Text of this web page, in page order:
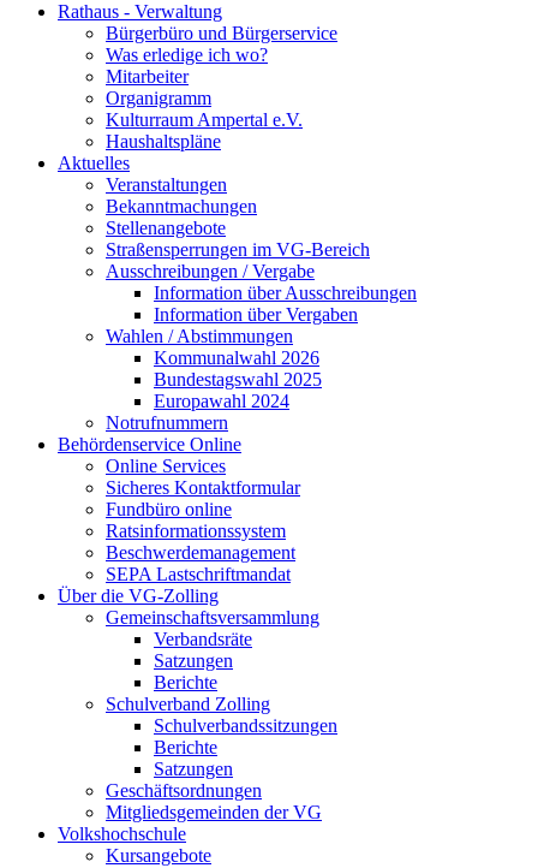
Rathaus - Verwaltung
Bürgerbüro und Bürgerservice
Was erledige ich wo?
Mitarbeiter
Organigramm
Kulturraum Ampertal e.V.
Haushaltspläne
Aktuelles
Veranstaltungen
Bekanntmachungen
Stellenangebote
Straßensperrungen im VG-Bereich
Ausschreibungen / Vergabe
Information über Ausschreibungen
Information über Vergaben
Wahlen / Abstimmungen
Kommunalwahl 2026
Bundestagswahl 2025
Europawahl 2024
Notrufnummern
Behördenservice Online
Online Services
Sicheres Kontaktformular
Fundbüro online
Ratsinformationssystem
Beschwerdemanagement
SEPA Lastschriftmandat
Über die VG-Zolling
Gemeinschaftsversammlung
Verbandsräte
Satzungen
Berichte
Schulverband Zolling
Schulverbandssitzungen
Berichte
Satzungen
Geschäftsordnungen
Mitgliedsgemeinden der VG
Volkshochschule
Kursangebote